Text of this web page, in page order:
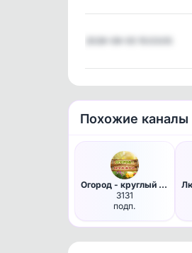
Похожие каналы
Огород - круглый год | Сад, Д…
3131
подп.